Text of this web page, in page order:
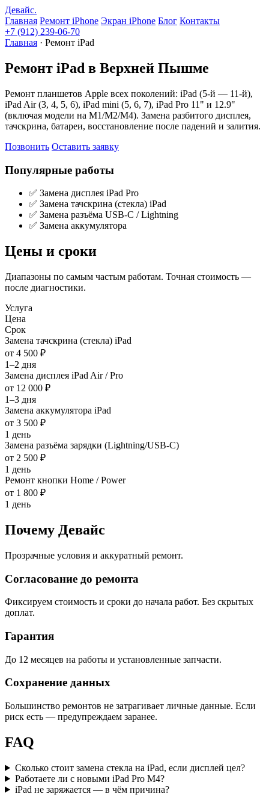
Девайс.
Главная Ремонт iPhone Экран iPhone Блог Контакты
+7 (912) 239-06-70
Главная · Ремонт iPad
Ремонт iPad в Верхней Пышме
Ремонт планшетов Apple всех поколений: iPad (5-й — 11-й),
iPad Air (3, 4, 5, 6), iPad mini (5, 6, 7), iPad Pro 11" и 12.9"
(включая модели на M1/M2/M4). Замена разбитого дисплея,
тачскрина, батареи, восстановление после падений и залития.
Позвонить Оставить заявку
Популярные работы
✅ Замена дисплея iPad Pro
✅ Замена тачскрина (стекла) iPad
✅ Замена разъёма USB-C / Lightning
✅ Замена аккумулятора
Цены и сроки
Диапазоны по самым частым работам. Точная стоимость —
после диагностики.
Услуга
Цена
Срок
Замена тачскрина (стекла) iPad
от 4 500 ₽
1–2 дня
Замена дисплея iPad Air / Pro
от 12 000 ₽
1–3 дня
Замена аккумулятора iPad
от 3 500 ₽
1 день
Замена разъёма зарядки (Lightning/USB-C)
от 2 500 ₽
1 день
Ремонт кнопки Home / Power
от 1 800 ₽
1 день
Почему Девайс
Прозрачные условия и аккуратный ремонт.
Согласование до ремонта
Фиксируем стоимость и сроки до начала работ. Без скрытых
доплат.
Гарантия
До 12 месяцев на работы и установленные запчасти.
Сохранение данных
Большинство ремонтов не затрагивает личные данные. Если
риск есть — предупреждаем заранее.
FAQ
Сколько стоит замена стекла на iPad, если дисплей цел?
Работаете ли с новыми iPad Pro M4?
iPad не заряжается — в чём причина?